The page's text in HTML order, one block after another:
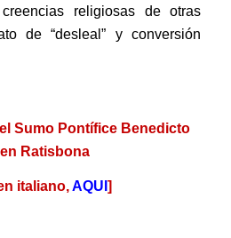
religiosas de otras
de “desleal” y conversión
Sumo Pontífice Benedicto
Ratisbona
italiano,AQUI]